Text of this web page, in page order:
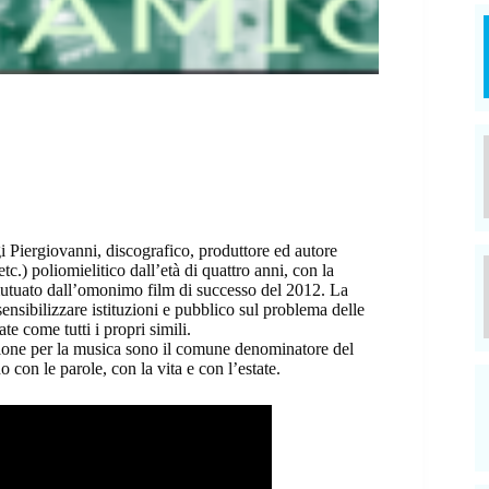
discografico, produttore ed autore
poliomielitico dall’età di quattro anni, con la
dall’omonimo film di successo del 2012. La
istituzioni e pubblico sul problema delle
come tutti i propri simili.
per la musica sono il comune denominatore del
con le parole, con la vita e con l’estate.